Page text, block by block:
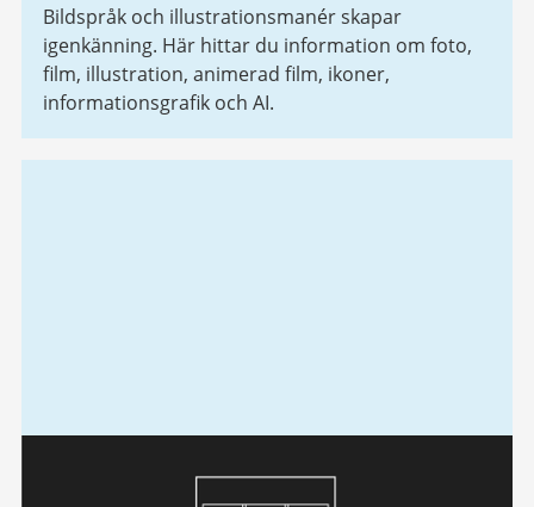
Bildspråk och illustrationsmanér skapar
igenkänning. Här hittar du information om foto,
film, illustration, animerad film, ikoner,
informationsgrafik och AI.